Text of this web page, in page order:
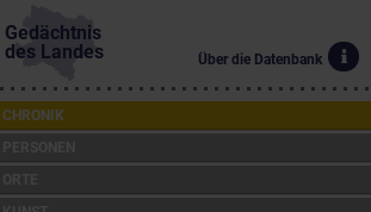
Gedächtnis
des Landes
Über die Datenbank
CHRONIK